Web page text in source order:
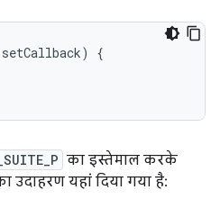
setCallback) {
का इस्तेमाल करके
यहां दिया गया है: